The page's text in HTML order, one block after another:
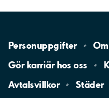
Personuppgifter
Gör karriär hososs
Avtalsvillkor
Städer